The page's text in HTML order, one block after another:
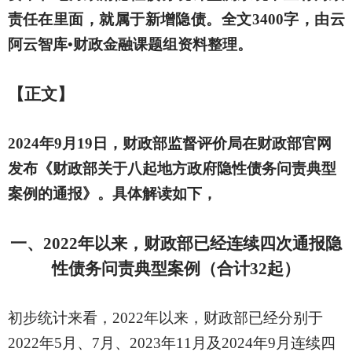
责任在里面，就属于新增隐债。 全文3400字，由云
阿云智库•财政金融课题组资料整理。
【正文】
2024年9月19日，财政部监督评价局在财政部官网
发布《财政部关于八起地方政府隐性债务问责典型
案例的通报》。具体解读如下，
一、 2022年以来，财政部已经连续四次通报隐
性债务问责典型案例（合计32起）
初步统计来看， 2022年以来，财政部已经分别于
2022年5月、7月、2023年11月及2024年9月连续四